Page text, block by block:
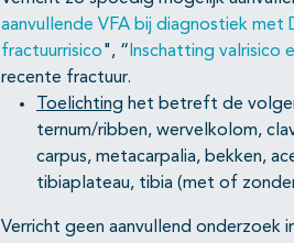
aanvullende VFA bij diagnostiek met
fractuurrisico", “Inschatting valrisico
recente fractuur.
Toelichting het betreft de
ternum/ribben, wervelkolom,
carpus, metacarpalia, bekken,
tibiaplateau, tibia (met of
Verricht geen aanvullend onderzoek